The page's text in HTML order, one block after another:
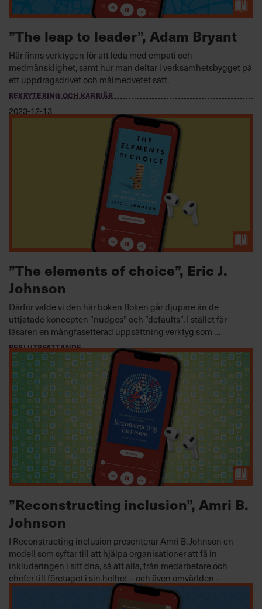
”The leap to leader”, Adam Bryant
Här finns verktygen för att leda med empati och
medmänsklighet, samt hur man deltar i verksamhetsbygget på
ett uppdragsdrivet och målmedvetet sätt.
REKRYTERING OCH KARRIÄR
2023-12-13
”The elements of choice”, Eric J.
Johnson
Därför valde vi den här boken Boken går djupare än de
uttjatade koncepten ”nudges” och ”defaults”. I stället får
läsaren en mångfasetterad uppsättning verktyg som …
BESLUTSFATTANDE
2023-11-15
”Reconstructing inclusion”, Amri B.
Johnson
I Reconstructing inclusion presenterar Amri B. Johnson en
modell som syftar till att hjälpa organisationer att få in
inkluderingen i sitt dna, så att alla, från medarbetare och
chefer till företaget i sin helhet – och även omvärlden –
kommer ut som vinnare.